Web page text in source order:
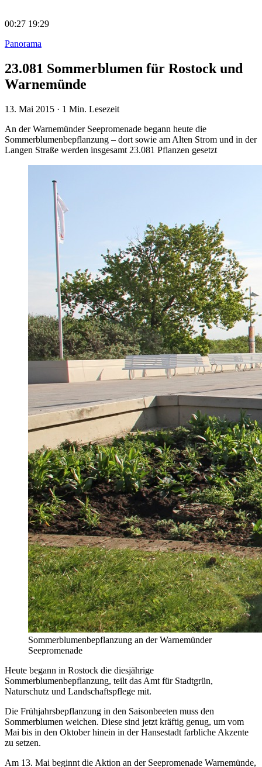
00:27 19:29
Panorama
23.081 Sommerblumen für Rostock und
Warnemünde
13. Mai 2015 · 1 Min. Lesezeit
An der Warnemünder Seepromenade begann heute die
Sommerblumenbepflanzung – dort sowie am Alten Strom und in der
Langen Straße werden insgesamt 23.081 Pflanzen gesetzt
Sommerblumenbepflanzung an der Warnemünder
Seepromenade
Heute begann in Rostock die diesjährige
Sommerblumenbepflanzung, teilt das Amt für Stadtgrün,
Naturschutz und Landschaftspflege mit.
Die Frühjahrsbepflanzung in den Saisonbeeten muss den
Sommerblumen weichen. Diese sind jetzt kräftig genug, um vom
Mai bis in den Oktober hinein in der Hansestadt farbliche Akzente
zu setzen.
Am 13. Mai beginnt die Aktion an der Seepromenade Warnemünde,